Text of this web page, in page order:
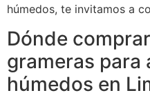
húmedos, te invitamos a
Dónde
grameras para
húmedos en